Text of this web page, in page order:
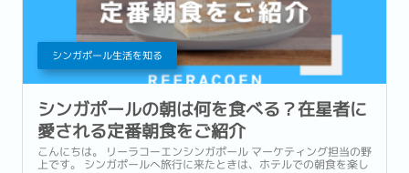
シンガポール生活を知る
シンガポールの朝は何を食べる？在星者に
愛される定番朝食をご紹介
こんにちは。 リーラコーエンシンガポール マーケティング担当の野
上です。 シンガポールへ旅行に来たときは、ホテルでの朝食を楽し